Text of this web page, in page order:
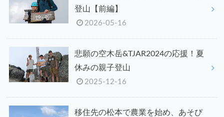
登山【前編】
2026-05-16
悲願の空木岳&TJAR2024の応援！夏
休みの親子登山
2025-12-16
移住先の松本で農業を始め、あそび